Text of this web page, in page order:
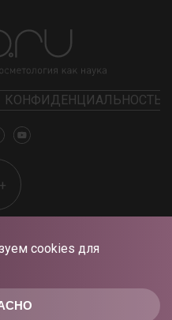
cookies для
КОНФИДЕНЦИАЛЬНОСТЬ